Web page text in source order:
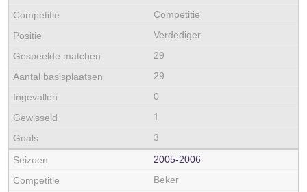
Competitie
Verdediger
29
29
0
1
3
2005‑2006
Beker